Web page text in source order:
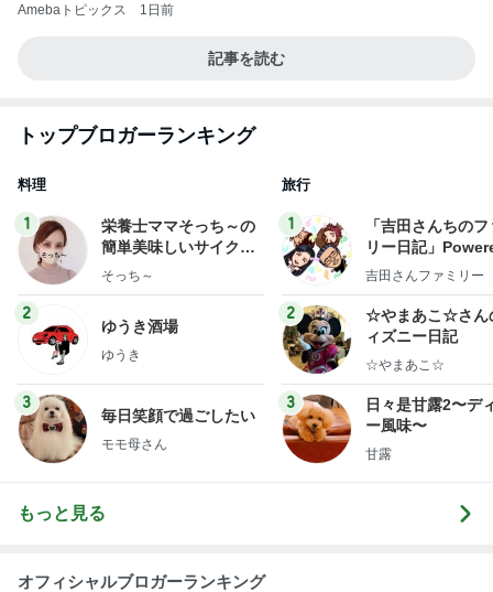
Amebaトピックス 1日前
記事を読む
トップブロガーランキング
料理
1
栄養士ママそっち～の
簡単美味しいサイクル
献立
そっち～
2
ゆうき酒場
ゆうき
3
毎日笑顔で過ごしたい
モモ母さん
旅行
1
「吉田さんちの
リー日記」
y Ameba 吉田さ
ログ
吉田さんファミリー
2
☆やまあこ☆さん
ィズニー日記
☆やまあこ☆
3
日々是甘露2〜デ
ー風味〜
甘露
もっと見る
オフィシャルブロガーランキング